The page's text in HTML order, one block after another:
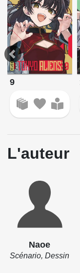
9
L'auteur
Naoe
Scénario, Dessin